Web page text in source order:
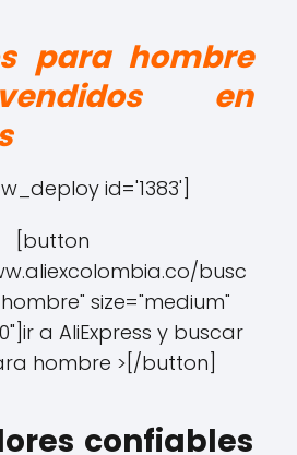
para hombre
en
id='1383']
[button
busc
size="medium"
a AliExpress y buscar
hombre >[/button]
confiables